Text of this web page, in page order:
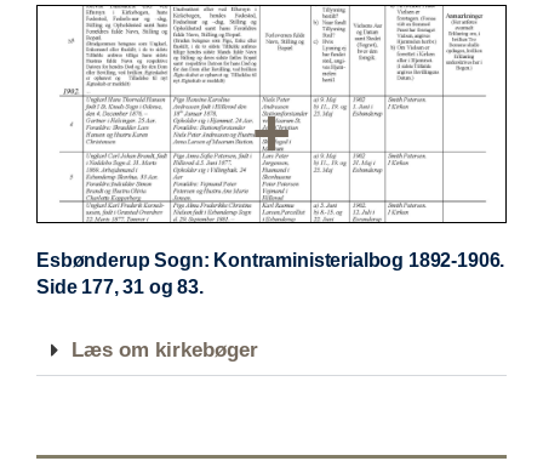
Esbønderup Sogn: Kontraministerialbog 1892-1906.
Side 177, 31 og 83.
Læs om kirkebøger